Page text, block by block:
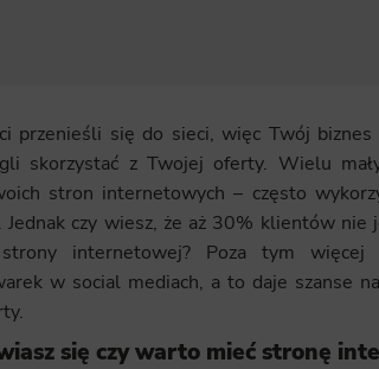
przenieśli się do sieci, więc Twój
skorzystać z Twojej oferty. Wielu
stron internetowych – często
Jednak czy wiesz, że aż 30% klientów
strony internetowej? Poza tym
w social mediach, a to daje szanse
się czy warto mieć stronę